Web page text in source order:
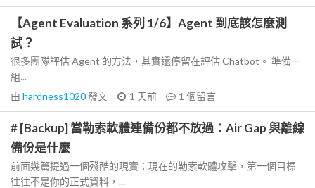
【Agent Evaluation 系列 1/6】Agent 到底該怎麼測
試？
很多團隊評估 Agent 的方法，其實還停留在評估 Chatbot。 準備一
組...
由 hardness1020發文 1 天前 1 個留言
# [Backup] 當勒索軟體連備份都不放過：Air Gap 與離線
備份是什麼
前面幾篇提過一個殘酷的現實：現在的勒索軟體攻擊，第一個目標
往往不是你的正式資料，...